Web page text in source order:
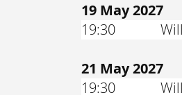
19 May 2027
19:30
21 May 2027
19:30